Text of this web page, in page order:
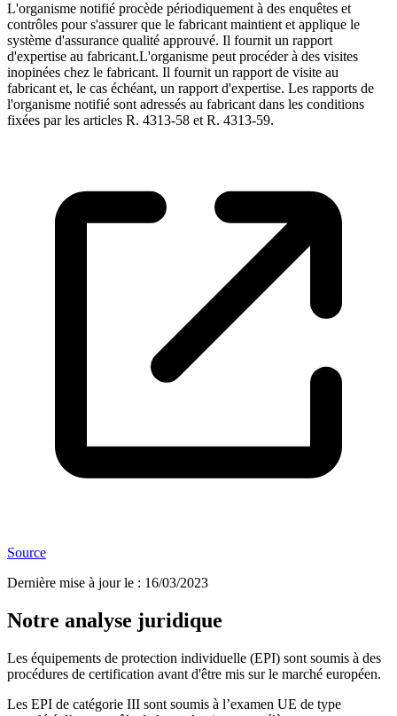
L'organisme notifié procède périodiquement à des enquêtes et
contrôles pour s'assurer que le fabricant maintient et applique le
système d'assurance qualité approuvé. Il fournit un rapport
d'expertise au fabricant.L'organisme peut procéder à des visites
inopinées chez le fabricant. Il fournit un rapport de visite au
fabricant et, le cas échéant, un rapport d'expertise. Les rapports de
l'organisme notifié sont adressés au fabricant dans les conditions
fixées par les articles R. 4313-58 et R. 4313-59.
Source
Dernière mise à jour le : 16/03/2023
Notre analyse juridique
Les équipements de protection individuelle (EPI) sont soumis à des
procédures de certification avant d'être mis sur le marché européen.
Les EPI de catégorie III sont soumis à l’examen UE de type